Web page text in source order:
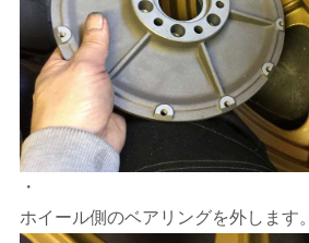
・
ホイール側のベアリングを外します。